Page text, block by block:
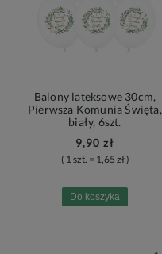
Balony lateksowe 30cm,
Pierwsza Komunia Święta,
biały, 6szt.
9,90 zł
( 1 szt. = 1,65 zł )
Do koszyka